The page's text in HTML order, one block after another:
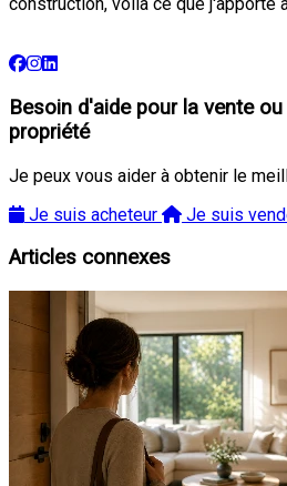
Besoin d'aide pour la vente
propriété
Je peux vous aider à obtenir le
Je suis acheteur
Je suis
Articles connexes